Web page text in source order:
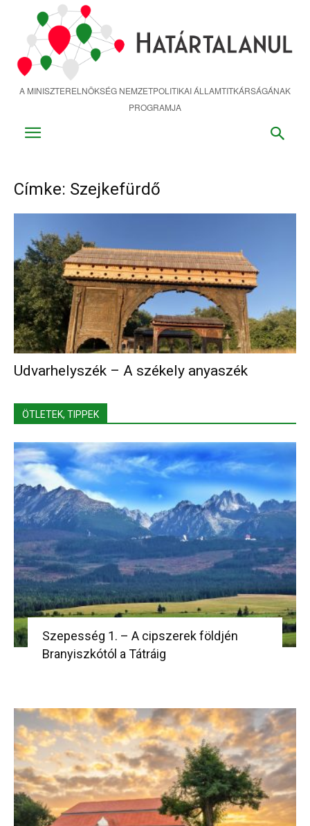
tartalomra
A MINISZTERELNÖKSÉG NEMZETPOLITIKAI ÁLLAMTITKÁRSÁGÁNAK
PROGRAMJA
Címke: Szejkefürdő
Udvarhelyszék – A székely anyaszék
ÖTLETEK, TIPPEK
Szepesség 1. – A cipszerek földjén
Branyiszkótól a Tátráig